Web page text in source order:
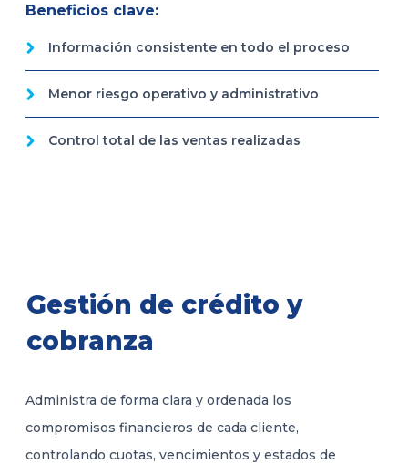
Beneficios clave:
Información consistente en todo el proceso
Menor riesgo operativo y administrativo
Control total de las ventas realizadas
Gestión de crédito y
cobranza
Administra de forma clara y ordenada los
compromisos financieros de cada cliente,
controlando cuotas, vencimientos y estados de